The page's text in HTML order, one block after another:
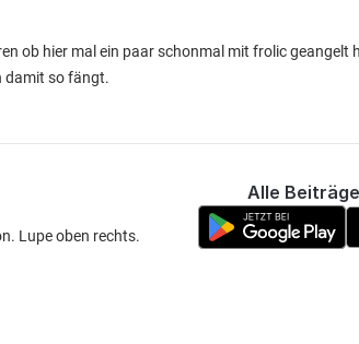
ob hier mal ein paar schonmal mit frolic
damit so fängt.
Lupe oben rechts.
Alle